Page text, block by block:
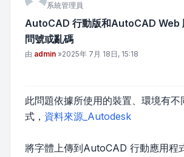
系統管理員
AutoCAD 行動版和AutoCAD Web
問號或亂碼
文章
由 admin »2025年 7月 18日, 15:18
此問題依據所使用的裝置、環境有不
式， 資料來源_Autodesk
將字體上傳到AutoCAD 行動應用程